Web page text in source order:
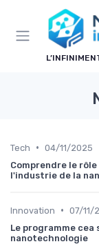
Tech • 04/11/2025
Comprendre le
l'industrie de la
Innovation • 07/11/
Le programme
nanotechnologie
Panneau de